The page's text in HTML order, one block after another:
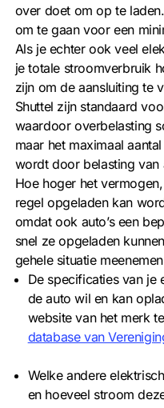
over doet om op te
om te gaan voor een
Als je echter ook veel
je totale stroomverbruik
zijn om de aansluiting te
Shuttel zijn standaard
waardoor overbelasting
maar het maximaal
wordt door belasting van
Hoe hoger het
regel opgeladen kan
omdat ook auto’s een
snel ze opgeladen
gehele situatie
De specificaties van je
de auto wil en kan
website van het merk
database van
Welke andere
en hoeveel stroom